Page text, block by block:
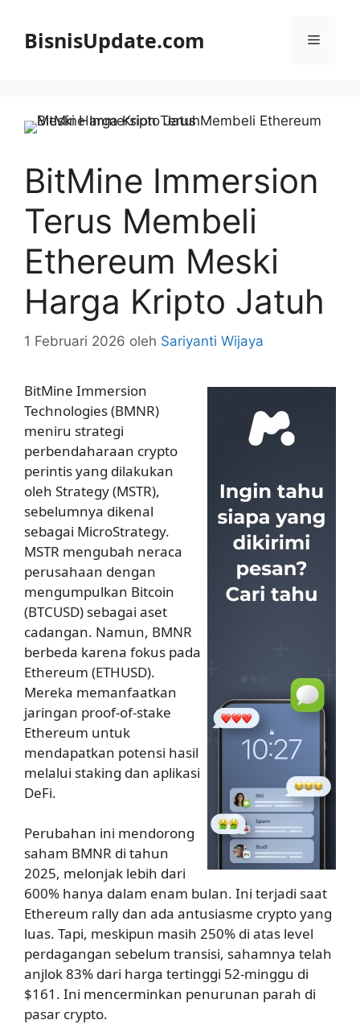
BisnisUpdate.com Menu
BitMine Immersion
Terus Membeli
Ethereum Meski
Harga Kripto Jatuh
1 Februari 2026 oleh Sariyanti Wijaya
BitMine Immersion
Technologies (BMNR)
meniru strategi
perbendaharaan crypto
perintis yang dilakukan
oleh Strategy (MSTR),
sebelumnya dikenal
sebagai MicroStrategy.
MSTR mengubah neraca
perusahaan dengan
mengumpulkan Bitcoin
(BTCUSD) sebagai aset
cadangan. Namun, BMNR
berbeda karena fokus pada
Ethereum (ETHUSD).
Mereka memanfaatkan
jaringan proof-of-stake
Ethereum untuk
mendapatkan potensi hasil
melalui staking dan aplikasi
DeFi.
Perubahan ini mendorong
saham BMNR di tahun
2025, melonjak lebih dari
600% hanya dalam enam bulan. Ini terjadi saat
Ethereum rally dan ada antusiasme crypto yang
luas. Tapi, meskipun masih 250% di atas level
perdagangan sebelum transisi, sahamnya telah
anjlok 83% dari harga tertinggi 52-minggu di
$161. Ini mencerminkan penurunan parah di
pasar crypto.